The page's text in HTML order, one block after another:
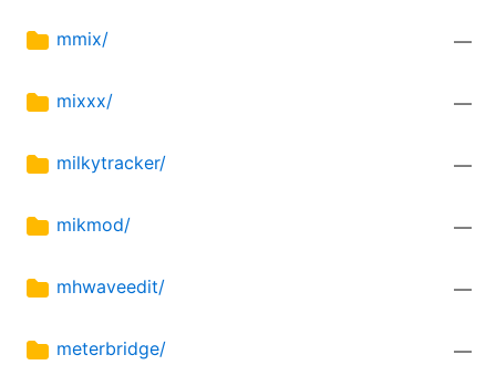
mmix/ —
mixxx/ —
milkytracker/ —
mikmod/ —
mhwaveedit/ —
meterbridge/ —